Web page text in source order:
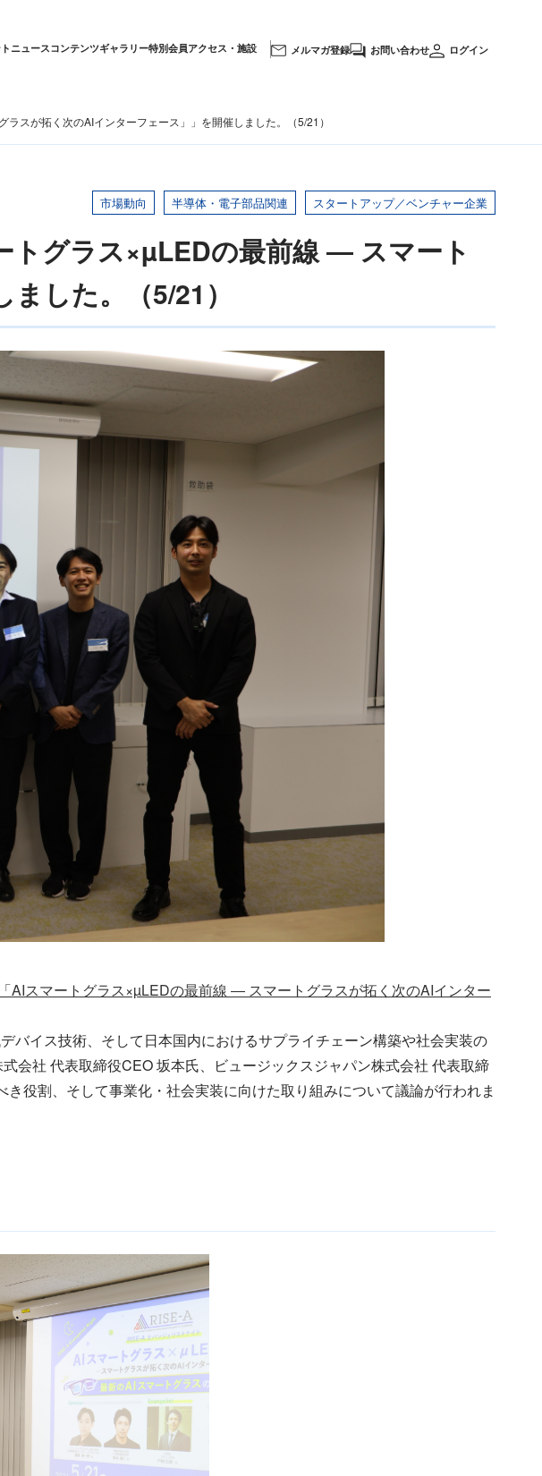
ニュースコンテンツギャラリー特別会員アクセス・施設 メルマガ登録 お問い合わせ ログイン
スが拓く次のAIインターフェース」」を開催しました。（5/21）
市場動向 半導体・電子部品関連 スタートアップ／ベンチャー企業
トグラス×µLEDの最前線 ― スマート
した。（5/21）
AIスマートグラス×µLEDの最前線 ― スマートグラスが拓く次のAIインター
イス技術、そして日本国内におけるサプライチェーン構築や社会実装の
会社 代表取締役CEO 坂本氏、ビュージックスジャパン株式会社 代表取締
役割、そして事業化・社会実装に向けた取り組みについて議論が行われま